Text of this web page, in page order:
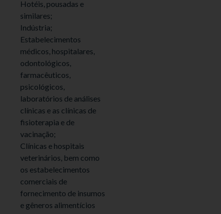
Hotéis, pousadas e
similares;
Indústria;
Estabelecimentos
médicos, hospitalares,
odontológicos,
farmacêuticos,
psicológicos,
laboratórios de análises
clínicas e as clínicas de
fisioterapia e de
vacinação;
Clínicas e hospitais
veterinários, bem como
os estabelecimentos
comerciais de
fornecimento de insumos
e gêneros alimentícios